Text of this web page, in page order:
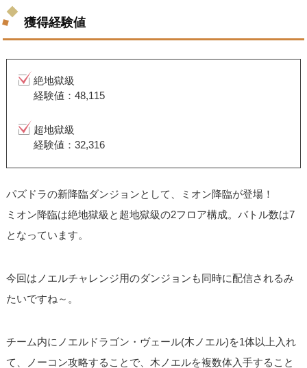
獲得経験値
絶地獄級
経験値：48,115
超地獄級
経験値：32,316
パズドラの新降臨ダンジョンとして、ミオン降臨が登場！
ミオン降臨は絶地獄級と超地獄級の2フロア構成。バトル数は7
となっています。
今回はノエルチャレンジ用のダンジョンも同時に配信されるみ
たいですね～。
チーム内にノエルドラゴン・ヴェール(木ノエル)を1体以上入れ
て、ノーコン攻略することで、木ノエルを複数体入手すること